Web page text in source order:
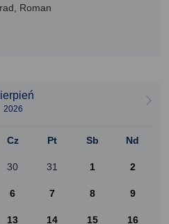
Roman
2026
Cz Pt Sb Nd
30 31 1 2
6 7 8 9
13 14 15 16